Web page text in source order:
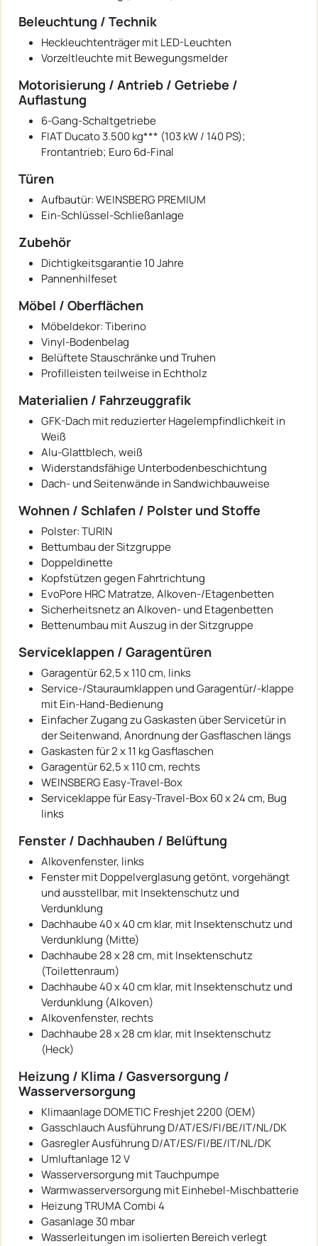
Beleuchtung / Technik
Heckleuchtenträger mit LED-Leuchten
Vorzeltleuchte mit Bewegungsmelder
Motorisierung / Antrieb / Getriebe /
Auflastung
6-Gang-Schaltgetriebe
FIAT Ducato 3.500 kg*** (103 kW / 140 PS);
Frontantrieb; Euro 6d-Final
Türen
Aufbautür: WEINSBERG PREMIUM
Ein-Schlüssel-Schließanlage
Zubehör
Dichtigkeitsgarantie 10 Jahre
Pannenhilfeset
Möbel / Oberflächen
Möbeldekor: Tiberino
Vinyl-Bodenbelag
Belüftete Stauschränke und Truhen
Profilleisten teilweise in Echtholz
Materialien / Fahrzeuggrafik
GFK-Dach mit reduzierter Hagelempfindlichkeit in
Weiß
Alu-Glattblech, weiß
Widerstandsfähige Unterbodenbeschichtung
Dach- und Seitenwände in Sandwichbauweise
Wohnen / Schlafen / Polster und Stoffe
Polster: TURIN
Bettumbau der Sitzgruppe
Doppeldinette
Kopfstützen gegen Fahrtrichtung
EvoPore HRC Matratze, Alkoven-/Etagenbetten
Sicherheitsnetz an Alkoven- und Etagenbetten
Bettenumbau mit Auszug in der Sitzgruppe
Serviceklappen / Garagentüren
Garagentür 62,5 x 110 cm, links
Service-/Stauraumklappen und Garagentür/-klappe
mit Ein-Hand-Bedienung
Einfacher Zugang zu Gaskasten über Servicetür in
der Seitenwand, Anordnung der Gasflaschen längs
Gaskasten für 2 x 11 kg Gasflaschen
Garagentür 62,5 x 110 cm, rechts
WEINSBERG Easy-Travel-Box
Serviceklappe für Easy-Travel-Box 60 x 24 cm, Bug
links
Fenster / Dachhauben / Belüftung
Alkovenfenster, links
Fenster mit Doppelverglasung getönt, vorgehängt
und ausstellbar, mit Insektenschutz und
Verdunklung
Dachhaube 40 x 40 cm klar, mit Insektenschutz und
Verdunklung (Mitte)
Dachhaube 28 x 28 cm, mit Insektenschutz
(Toilettenraum)
Dachhaube 40 x 40 cm klar, mit Insektenschutz und
Verdunklung (Alkoven)
Alkovenfenster, rechts
Dachhaube 28 x 28 cm klar, mit Insektenschutz
(Heck)
Heizung / Klima / Gasversorgung /
Wasserversorgung
Klimaanlage DOMETIC Freshjet 2200 (OEM)
Gasschlauch Ausführung D/AT/ES/FI/BE/IT/NL/DK
Gasregler Ausführung D/AT/ES/FI/BE/IT/NL/DK
Umluftanlage 12 V
Wasserversorgung mit Tauchpumpe
Warmwasserversorgung mit Einhebel-Mischbatterie
Heizung TRUMA Combi 4
Gasanlage 30 mbar
Wasserleitungen im isolierten Bereich verlegt